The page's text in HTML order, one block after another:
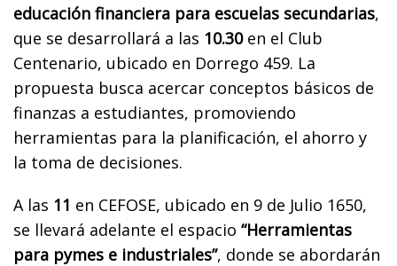
educación financiera para escuelas secundarias,
que se desarrollará a las 10.30en el Club
Centenario, ubicado en Dorrego 459. La
propuesta busca acercar conceptos básicos de
finanzas a estudiantes, promoviendo
herramientas para la planificación, el ahorro y
la toma de decisiones.
A las 11 en CEFOSE, ubicado en 9 de Julio 1650,
se llevará adelante el espacio “Herramientas
para pymes e industriales”, donde se abordarán